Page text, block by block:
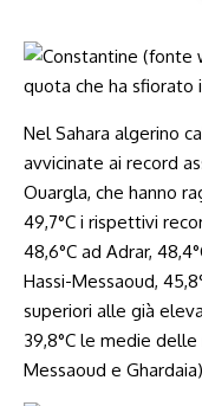
Nel Sahara algerino
avvicinate ai record
Ouargla, che hanno
49,7°C i rispettivi
48,6°C ad Adrar,
Hassi-Messaoud,
superiori alle già
39,8°C le medie
Messaoud e